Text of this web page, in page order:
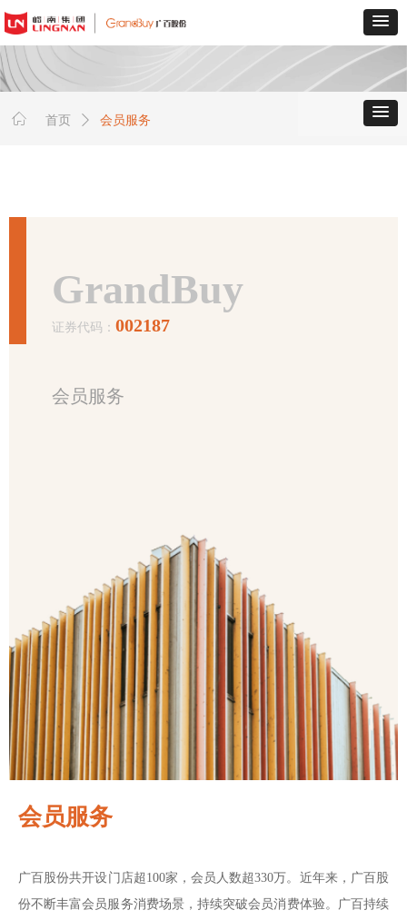
GrandBuy
证券代码： 002187
会员服务
会员服务
广百股份共开设门店超100家，会员人数超330万。近年来，广百股
份不断丰富会员服务消费场景，持续突破会员消费体验。广百持续
ꀇ 首页 ꄲ 会员服务